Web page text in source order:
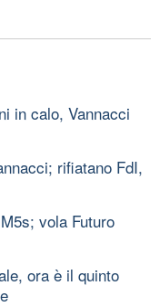
in calo, Vannacci
rifiatano FdI,
vola Futuro
ora è il quinto